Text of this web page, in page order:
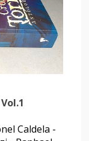
Caldela -